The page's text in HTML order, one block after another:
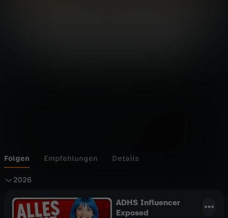
Folgen Empfehlungen Details
2026
2
ADHS Influencer
Exposed